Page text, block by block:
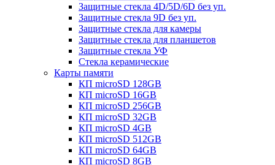
Защитные стекла 4D/5D/6D без уп.
Защитные стекла 9D без уп.
Защитные стекла для камеры
Защитные стекла для планшетов
Защитные стекла УФ
Стекла керамические
Карты памяти
КП microSD 128GB
КП microSD 16GB
КП microSD 256GB
КП microSD 32GB
КП microSD 4GB
КП microSD 512GB
КП microSD 64GB
КП microSD 8GB